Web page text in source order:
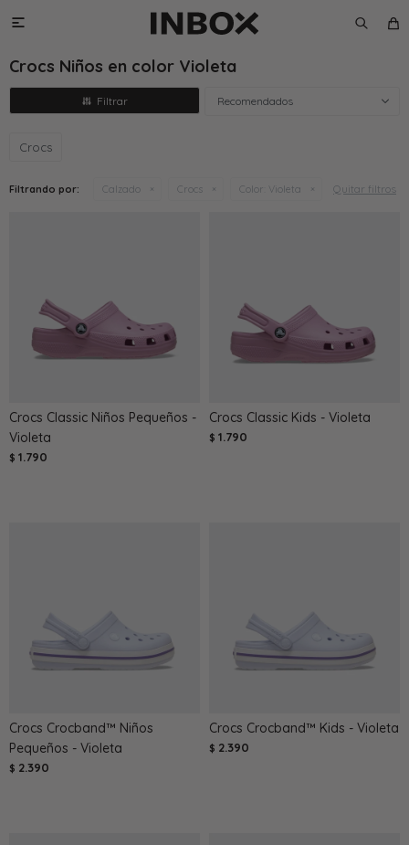

Crocs Niños en color Violeta
Recomendados
Crocs
Filtrando por: Calzado Crocs Color: Violeta Quitar filtros
Crocs Classic Niños Pequeños -
Violeta
$ 1.790
Crocs Classic Kids - Violeta
$ 1.790
Crocs Crocband™ Niños
Pequeños - Violeta
$ 2.390
Crocs Crocband™ Kids - Violeta
$ 2.390